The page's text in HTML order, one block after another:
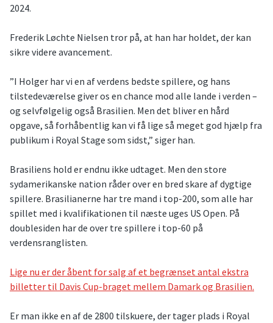
2024.
Frederik Løchte Nielsen tror på, at han har holdet, der kan
sikre videre avancement.
”I Holger har vi en af verdens bedste spillere, og hans
tilstedeværelse giver os en chance mod alle lande i verden –
og selvfølgelig også Brasilien. Men det bliver en hård
opgave, så forhåbentlig kan vi få lige så meget god hjælp fra
publikum i Royal Stage som sidst,” siger han.
Brasiliens hold er endnu ikke udtaget. Men den store
sydamerikanske nation råder over en bred skare af dygtige
spillere. Brasilianerne har tre mand i top-200, som alle har
spillet med i kvalifikationen til næste uges US Open. På
doublesiden har de over tre spillere i top-60 på
verdensranglisten.
Lige nu er der åbent for salg af et begrænset antal ekstra
billetter til Davis Cup-braget mellem Damark og Brasilien.
Er man ikke en af de 2800 tilskuere, der tager plads i Royal